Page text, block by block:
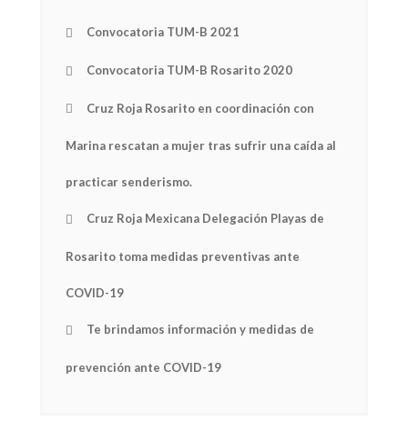
Convocatoria TUM-B 2021
Convocatoria TUM-B Rosarito 2020
Cruz Roja Rosarito en coordinación con
Marina rescatan a mujer tras sufrir una caída al
practicar senderismo.
Cruz Roja Mexicana Delegación Playas de
Rosarito toma medidas preventivas ante
COVID-19
Te brindamos información y medidas de
prevención ante COVID-19
NEWSLETTER
Get ti
mel
y updates
fro
m
your favorite
products